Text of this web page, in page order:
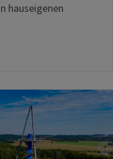
hauseigenen